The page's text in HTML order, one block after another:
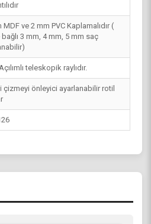
MDF ve 2 mm PVC Kaplamalıdır (
3 mm, 4 mm, 5 mm saç
teleskopik raylıdır.
çizmeyi önleyici ayarlanabilir rotil